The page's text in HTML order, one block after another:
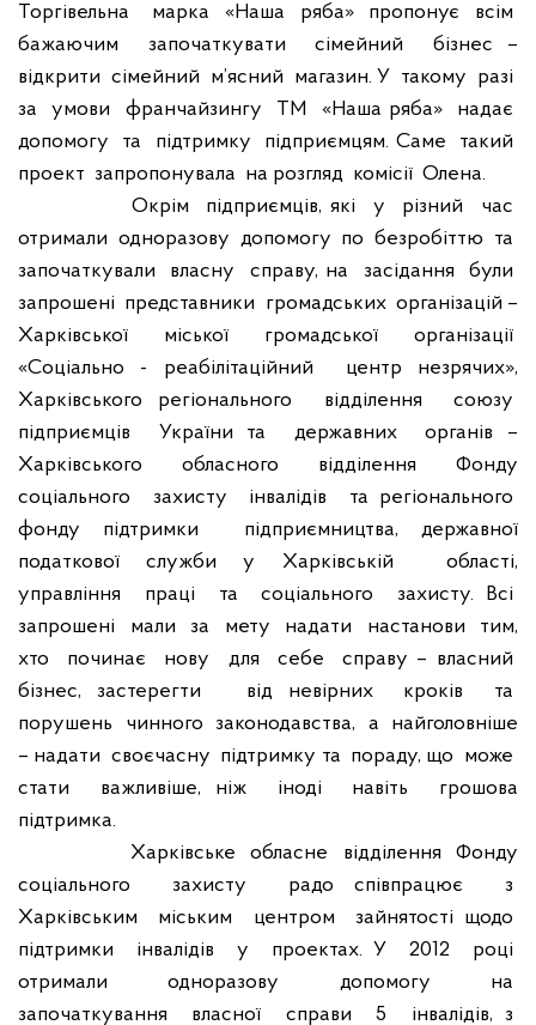
Торгівельна
марка «Наша ряба» пропонує
всім
бажаючим
започаткувати сімейний
бізнес –
відкрити сімейний м’ясний магазин. У такому разі
за
умови франчайзингу ТМ «Наша ряба»
надає
допомогу
та підтримку підприємцям. Саме
такий
проект запропонувала на розгляд комісії Олена.
Окрім
підприємців, які у різний
час
отримали одноразову допомогу по безробіттю та
започаткували
власну справу, на засідання
були
запрошені представники громадських організацій –
Харківської
міської громадської
організації
«Соціально - реабілітаційний
центр незрячих»,
Харківського регіонального
відділення
союзу
підприємців
України та державних
органів –
Харківського
обласного відділення
Фонду
соціального
захисту інвалідів
та регіонального
фонду підтримки
підприємництва, державної
податкової служби у Харківській
області,
управління
праці та соціального
захисту. Всі
запрошені
мали за мету надати настанови
тим,
хто
починає нову для себе
справу – власний
бізнес, застерегти
від невірних кроків
та
порушень
чинного законодавства, а
найголовніше
– надати своєчасну підтримку та пораду, що може
стати
важливіше, ніж іноді навіть
грошова
підтримка.
Харківське
обласне відділення
Фонду
соціального
захисту радо співпрацює
з
Харківським
міським центром
зайнятості щодо
підтримки
інвалідів у проектах. У 2012
році
отримали
одноразову допомогу
на
започаткування
власної справи 5
інвалідів, з